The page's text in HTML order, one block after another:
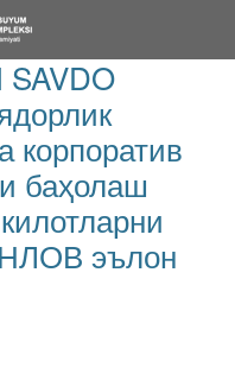
корпоратив
баҳолаш
эълон